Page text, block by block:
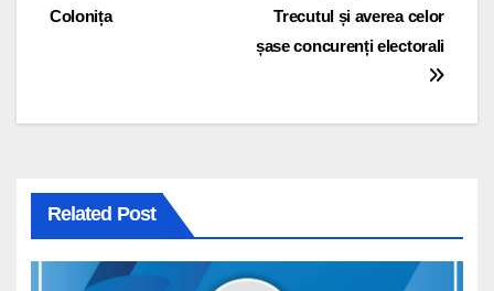
articole
Trecutul și averea celor
șase concurenți electorali
Colonița
Related Post